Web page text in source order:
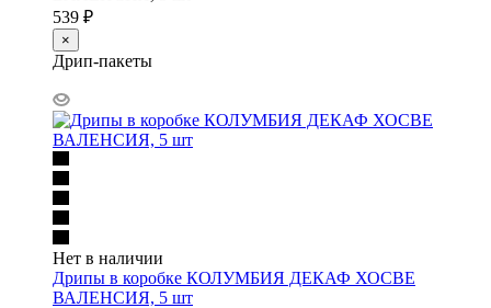
539 ₽
×
Дрип-пакеты
Нет в наличии
Дрипы в коробке КОЛУМБИЯ ДЕКАФ ХОСВЕ
ВАЛЕНСИЯ, 5 шт